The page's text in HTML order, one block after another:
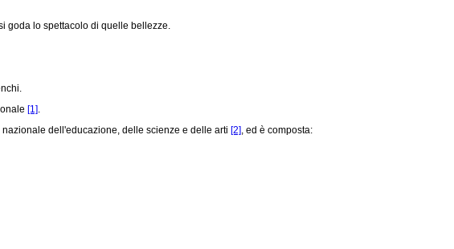
goda lo spettacolo di quelle bellezze.
[1].
dell'educazione, delle scienze e delle arti [2], ed è composta: